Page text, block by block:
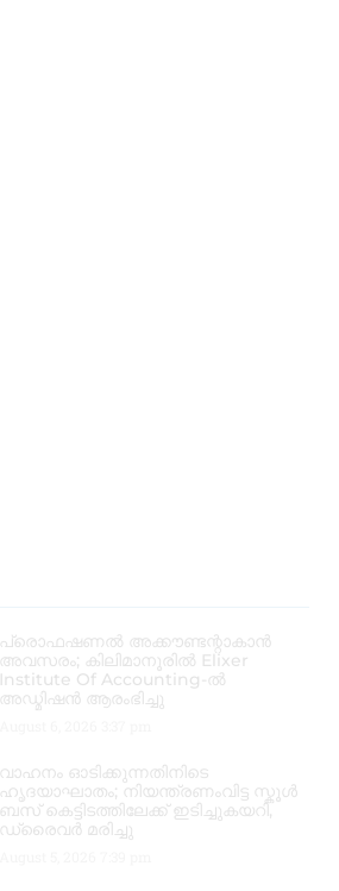
പ്രൊഫഷണൽ അക്കൗണ്ടന്റാകാൻ
അവസരം; കിലിമാനൂരിൽ Elixer
Institute Of Accounting-ൽ
അഡ്മിഷൻ ആരംഭിച്ചു
വാഹനം ഓടിക്കുന്നതിനിടെ
ഹൃദയാഘാതം; നിയന്ത്രണംവിട്ട സ്കൂൾ
ബസ് കെട്ടിടത്തിലേക്ക് ഇടിച്ചുകയറി,
ഡ്രൈവർ മരിച്ചു